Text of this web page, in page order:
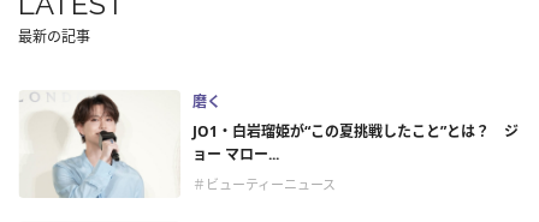
最新の記事
磨く
JO1・白岩瑠姫が“この夏挑戦したこと”とは？ ジ
ョー マロー...
＃ビューティーニュース